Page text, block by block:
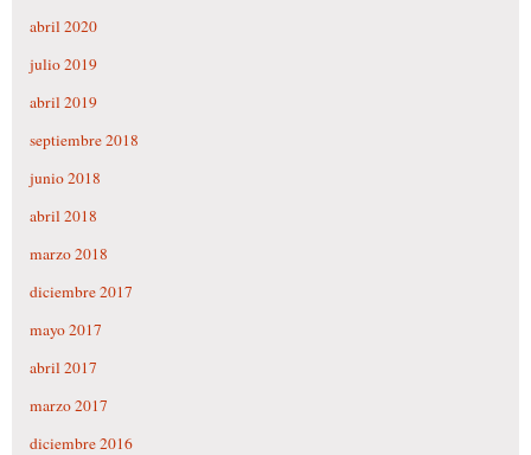
abril 2020
julio 2019
abril 2019
septiembre 2018
junio 2018
abril 2018
marzo 2018
diciembre 2017
mayo 2017
abril 2017
marzo 2017
diciembre 2016